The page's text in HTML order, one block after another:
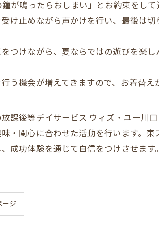
鐘が鳴ったらおしまい」とお約束をし
け止めながら声かけを行い、最後は
をつけながら、夏ならではの遊びを楽
う機会が増えてきますので、お着替え
放課後等デイサービス ウィズ・ユー川
・関心に合わせた活動を行います。
、成功体験を通じて自信をつけさせま
ージ